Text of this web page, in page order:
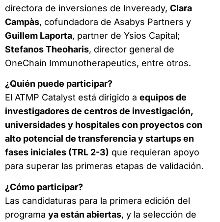
directora de inversiones de Inveready, Clara
Campàs, cofundadora de Asabys Partners y
Guillem Laporta, partner de Ysios Capital;
Stefanos Theoharis, director general de
OneChain Immunotherapeutics, entre otros.
¿Quién puede participar?
El ATMP Catalyst está dirigido a equipos de
investigadores de centros de investigación,
universidades y hospitales con proyectos con
alto potencial de transferencia y startups en
fases iniciales (TRL 2-3) que requieran apoyo
para superar las primeras etapas de validación.
¿Cómo participar?
Las candidaturas para la primera edición del
programa ya están abiertas, y la selección de